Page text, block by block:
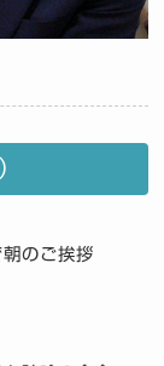
のご挨拶